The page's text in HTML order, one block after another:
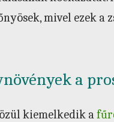
mivel ezek
a
kiemelkedik a